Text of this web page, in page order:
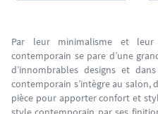
Par leur minimalisme et
contemporain se pare d’une
d’innombrables designs et
contemporain s’intègre au salon,
pièce pour apporter confort et